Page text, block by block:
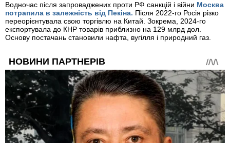
Водночас після запроваджених проти РФ санкцій і війни Москва
потрапила в залежність від Пекіна. Після 2022-го Росія різко
переорієнтувала свою торгівлю на Китай. Зокрема, 2024-го
експортувала до КНР товарів приблизно на 129 млрд дол.
Основу постачань становили нафта, вугілля і природний газ.